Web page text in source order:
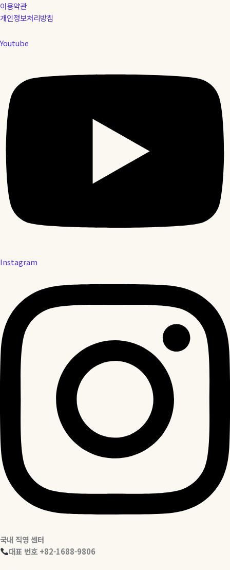
이용약관
개인정보처리방침
Youtube
Instagram
국내 직영 센터
대표 번호 +82-1688-9806